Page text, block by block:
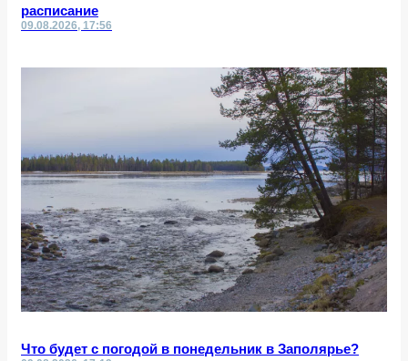
расписание
09.08.2026, 17:56
Что будет с погодой в понедельник в Заполярье?